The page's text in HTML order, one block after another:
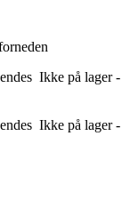
Ikke på lager -
Ikke på lager -